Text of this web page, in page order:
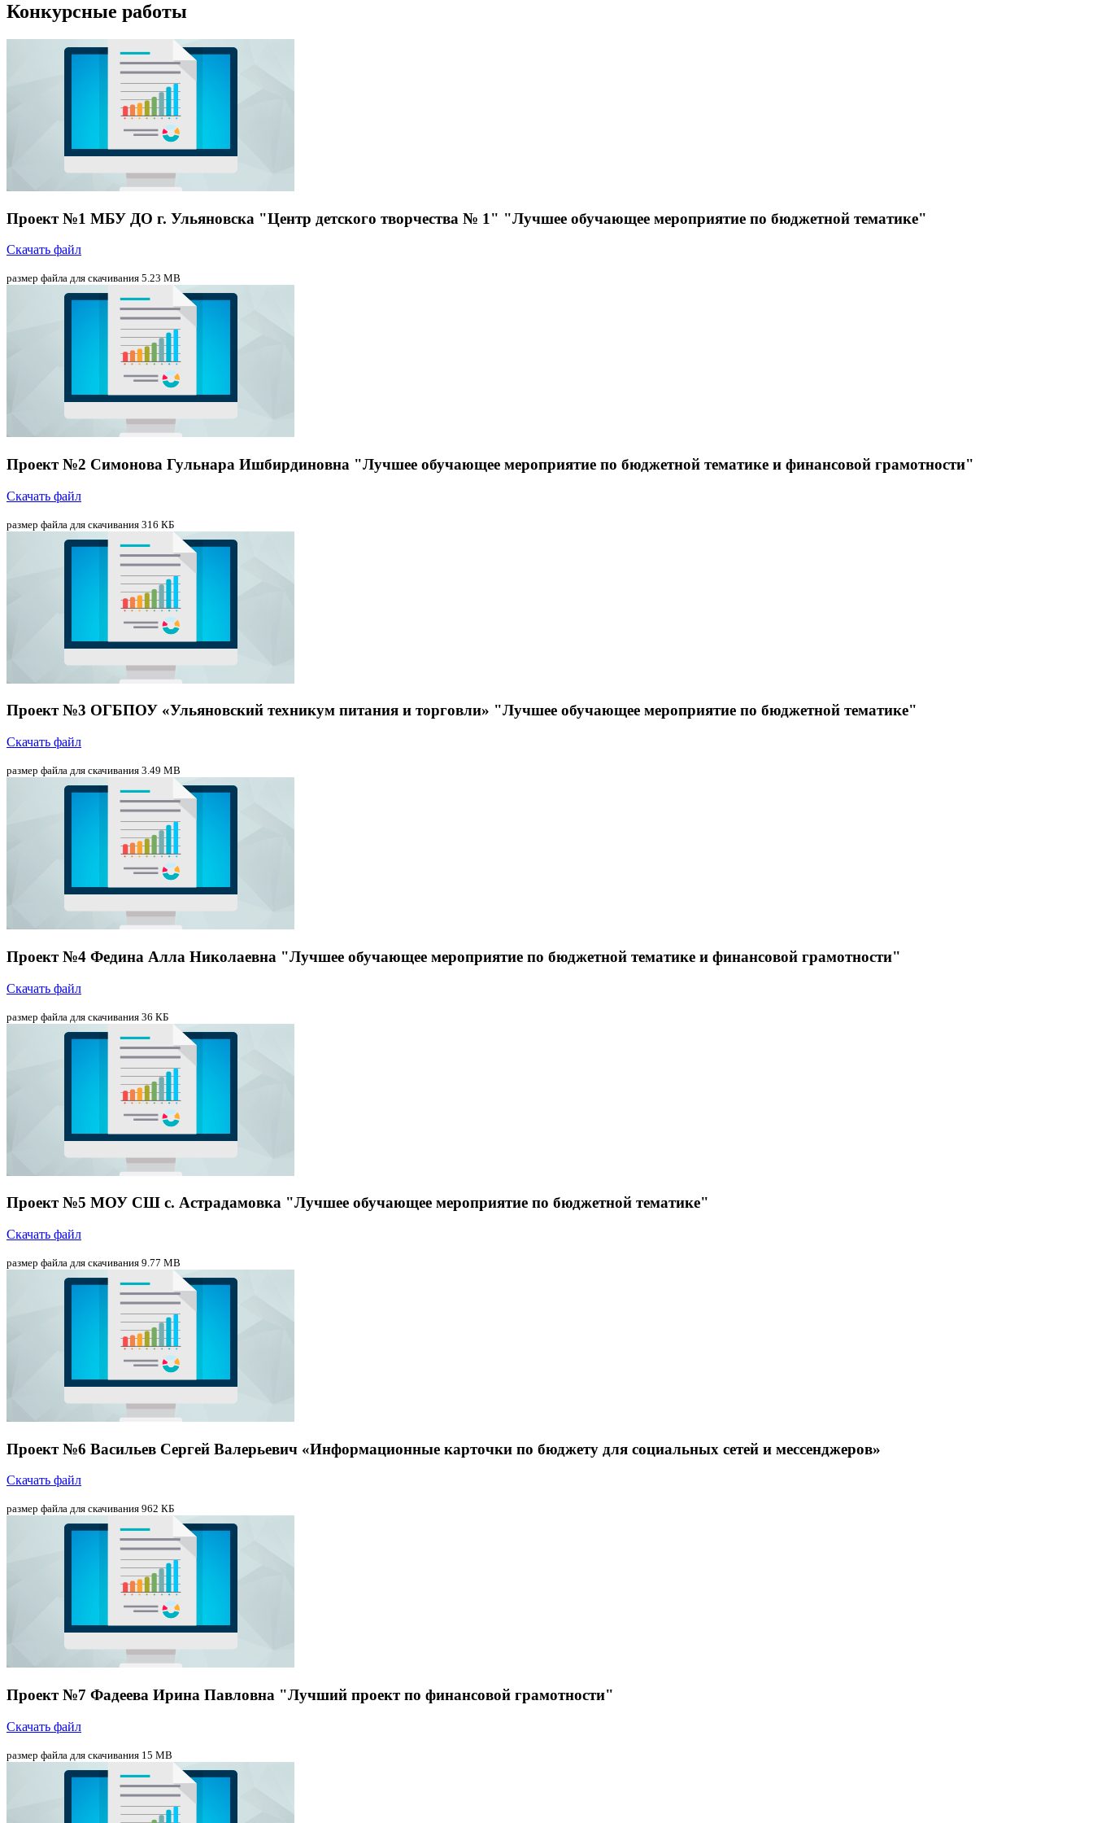
Конкурсные работы
Проект №1 МБУ ДО г. Ульяновска "Центр детского творчества № 1" "Лучшее обучающее мероприятие по бюджетной тематике"
Скачать файл
размер файла для скачивания 5.23 MB
Проект №2 Симонова Гульнара Ишбирдиновна "Лучшее обучающее мероприятие по бюджетной тематике и финансовой грамотности"
Скачать файл
размер файла для скачивания 316 КБ
Проект №3 ОГБПОУ «Ульяновский техникум питания и торговли» "Лучшее обучающее мероприятие по бюджетной тематике"
Скачать файл
размер файла для скачивания 3.49 MB
Проект №4 Федина Алла Николаевна "Лучшее обучающее мероприятие по бюджетной тематике и финансовой грамотности"
Скачать файл
размер файла для скачивания 36 КБ
Проект №5 МОУ СШ с. Астрадамовка "Лучшее обучающее мероприятие по бюджетной тематике"
Скачать файл
размер файла для скачивания 9.77 MB
Проект №6 Васильев Сергей Валерьевич «Информационные карточки по бюджету для социальных сетей и мессенджеров»
Скачать файл
размер файла для скачивания 962 КБ
Проект №7 Фадеева Ирина Павловна "Лучший проект по финансовой грамотности"
Скачать файл
размер файла для скачивания 15 MB